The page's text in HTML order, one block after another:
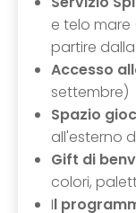
e telo
partire
Accesso
settembre)
Spazio
all'esterno
Gift di
colori,
Il